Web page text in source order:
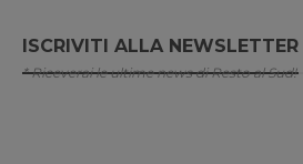
ISCRIVITI ALLA NEWSLETTER
* Riceverai le ultime news di Resto al Sud!